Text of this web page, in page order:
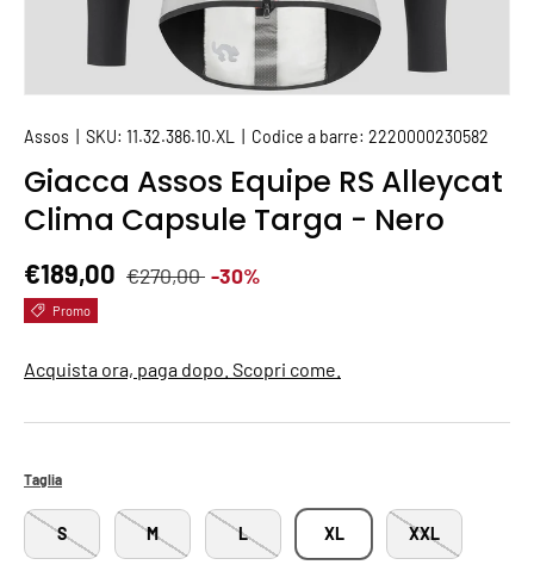
Assos SKU: 11.32.386.10.XL Codice a barre: 2220000230582
Giacca Assos Equipe RS Alleycat
Clima Capsule Targa - Nero
Prezzo di vendita
€189,00 Prezzo normale
€270,00 -30%
Promo
Acquista ora, paga dopo. Scopri come.
Taglia
S M L XL XXL